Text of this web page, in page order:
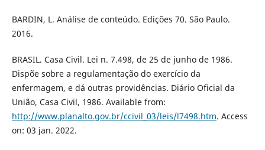
BARDIN, L. Análise de conteúdo. Edições 70. São Paulo.
2016.
BRASIL. Casa Civil. Lei n. 7.498, de 25 de junho de 1986.
Dispõe sobre a regulamentação do exercício da
enfermagem, e dá outras providências. Diário Oficial da
União, Casa Civil, 1986. Available from:
http://www.planalto.gov.br/ccivil_03/leis/l7498.htm. Access
on: 03 jan. 2022.